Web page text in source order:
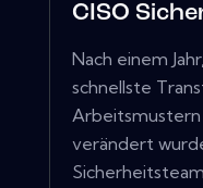
CISO
Nach einem
schnellste
verändert